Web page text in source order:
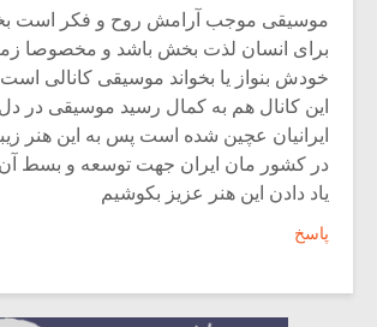
موسیقی موجب آرامش روح و فکر است
برای انسان لذت بخش باشد و مخصوصا
خودش بنواز یا بخواند موسیقی کانالی
این کانال هم به کمال رسید موسیقی در
ایرانیان عچین شده است پس به این هنر
در کشور مان ایران جهت توسعه و بسط آن
یاد دادن این هنر عزیز بکوشیم
پاسخ